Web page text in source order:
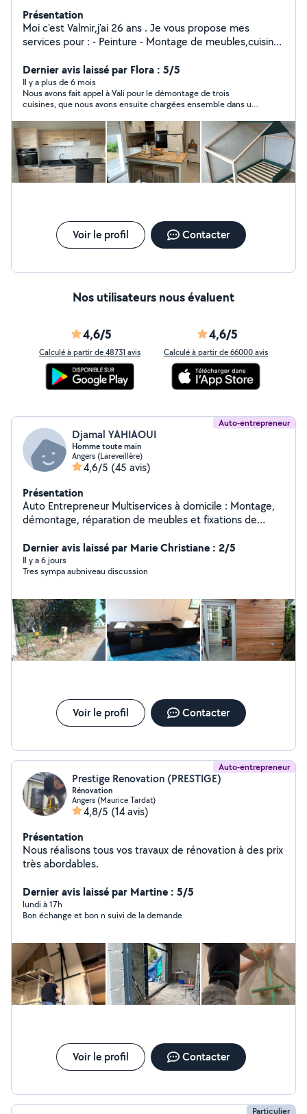
Présentation
Moi c'est Valmir,j'ai 26 ans . Je vous propose mes
services pour : - Peinture - Montage de meubles,cuisine
Débarras,vide maison,garage,grenieres.. - Livraison de
colis et tout type de meubles - Évacuation et mise en
déchèterie Je suis équipe de sangles , couverture diable
pour le chargés lourds N'hésitez pas à me contacter ,je
me ferais plaisir de répondre à vos questions. À bientôt
Valmir !
Dernier avis laissé par Flora : 5/5
Il y a plus de 6 mois
Nous avons fait appel à Vali pour le démontage de trois
cuisines, que nous avons ensuite chargées ensemble dans un
passé. Ponctuel, efficace et très agréable, il travaille avec
méthode et on voit tout de suite qu’il a l’habitude de manipuler
et charger du matériel. Le travail a été réalisé dans les temps et
proprement. Je recommande vivement Vali ! Merci à toi .
Voir le profil Contacter
Nos utilisateurs nous évaluent
4,6/5
Calculé à partir de 48731 avis
4,6/5
Calculé à partir de 66000 avis
Auto-entrepreneur
Djamal YAHIAOUI
Homme toute main
Angers (Lareveillère)
4,6/5 (45 avis)
Présentation
Auto Entrepreneur Multiservices à domicile : Montage,
démontage, réparation de meubles et fixations de
...), Petits travaux de Peinture, Enduit, Papier peint,
Bardage, Revêtements sols...etc. Petits travaux de
plomberie, électricité, maçonnerie, jardinage, ...etc.
Dernier avis laissé par Marie Christiane : 2/5
Il y a 6 jours
Tres sympa aubniveau discussion
Voir le profil Contacter
Auto-entrepreneur
Prestige Renovation (PRESTIGE)
Rénovation
Angers (Maurice Tardat)
4,8/5 (14 avis)
Présentation
Nous réalisons tous vos travaux de rénovation à des prix
très abordables.
Dernier avis laissé par Martine : 5/5
lundi à 17h
Bon échange et bon n suivi de la demande
Voir le profil Contacter
Particulier